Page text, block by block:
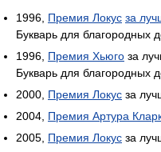
1996, Премия Локус за
Букварь для благородных
1996, Премия Хьюго за
Букварь для благородных
2000, Премия Локус за
2004, Премия Артура
2005, Премия Локус за